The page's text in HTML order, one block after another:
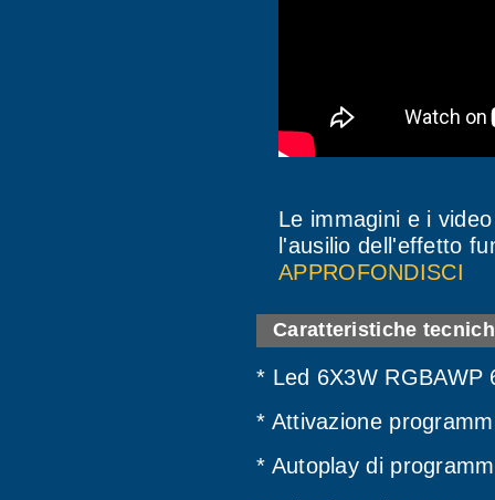
Le immagini e i
l'ausilio dell'effetto
APPROFONDISCI
Caratteristiche
* Led 6X3W RGBAWP
* Attivazione
* Autoplay di